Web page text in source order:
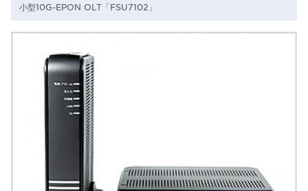
小型10G-EPON OLT「FSU7102」